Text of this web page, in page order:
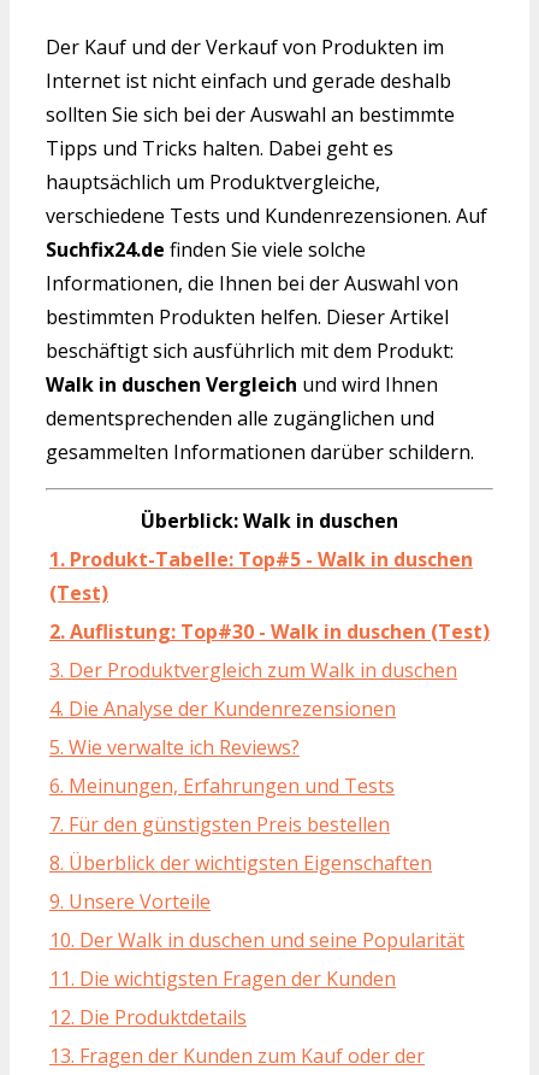
Der Kauf und der Verkauf von Produkten im
Internet ist nicht einfach und gerade deshalb
sollten Sie sich bei der Auswahl an bestimmte
Tipps und Tricks halten. Dabei geht es
hauptsächlich um Produktvergleiche,
verschiedene Tests und Kundenrezensionen. Auf
Suchfix24.de finden Sie viele solche
Informationen, die Ihnen bei der Auswahl von
bestimmten Produkten helfen. Dieser Artikel
beschäftigt sich ausführlich mit dem Produkt:
Walk in duschen Vergleich und wird Ihnen
dementsprechenden alle zugänglichen und
gesammelten Informationen darüber schildern.
Überblick: Walk in duschen
1. Produkt-Tabelle: Top#5 - Walk in duschen
(Test)
2. Auflistung: Top#30 - Walk in duschen (Test)
3. Der Produktvergleich zum Walk in duschen
4. Die Analyse der Kundenrezensionen
5. Wie verwalte ich Reviews?
6. Meinungen, Erfahrungen und Tests
7. Für den günstigsten Preis bestellen
8. Überblick der wichtigsten Eigenschaften
9. Unsere Vorteile
10. Der Walk in duschen und seine Popularität
11. Die wichtigsten Fragen der Kunden
12. Die Produktdetails
13. Fragen der Kunden zum Kauf oder der